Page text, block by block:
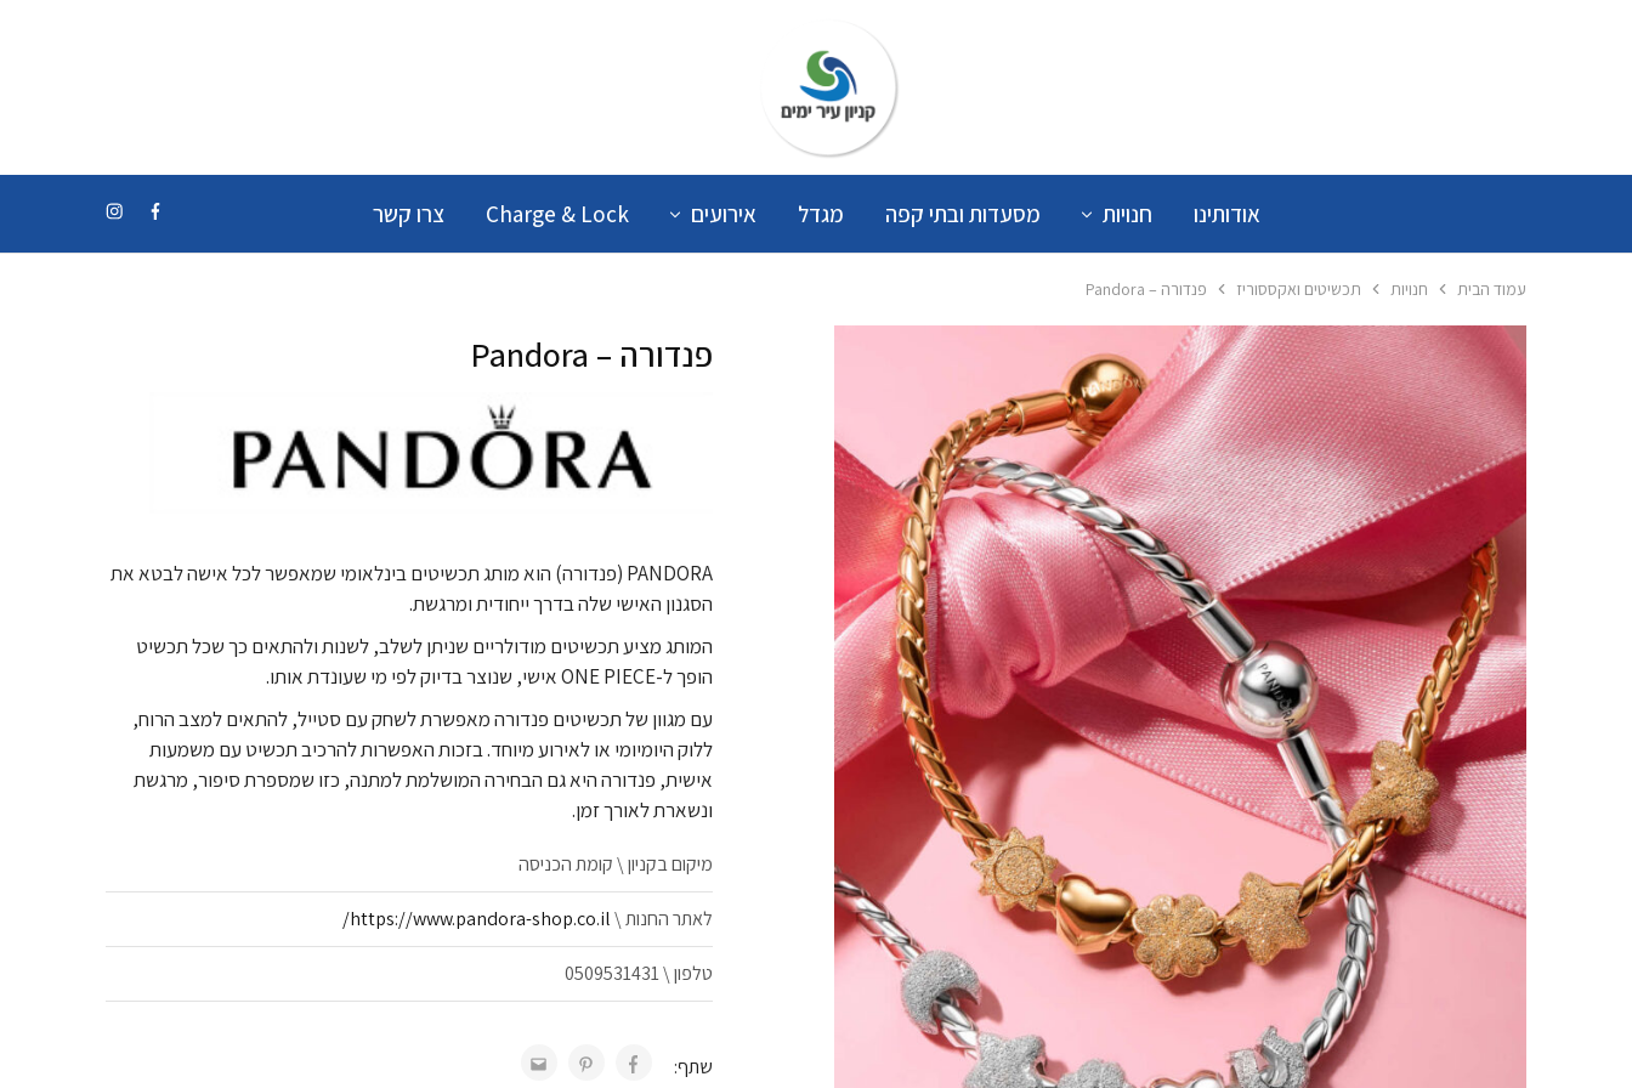
קניון
עיר
ימים
אודותינו חנויות מסעדות ובתי קפה מגדל אירועים Charge & Lock צרו קשר
עמוד הבית חנויות תכשיטים ואקססוריז פנדורה – Pandora
פנדורה – Pandora
PANDORA (פנדורה) הוא מותג תכשיטים בינלאומי שמאפשר לכל אישה לבטא את
הסגנון האישי שלה בדרך ייחודית ומרגשת.
המותג מציע תכשיטים מודולריים שניתן לשלב, לשנות ולהתאים כך שכל תכשיט
הופך ל-ONE PIECE אישי, שנוצר בדיוק לפי מי שעונדת אותו.
עם מגוון של תכשיטים פנדורה מאפשרת לשחק עם סטייל, להתאים למצב הרוח,
ללוק היומיומי או לאירוע מיוחד. בזכות האפשרות להרכיב תכשיט עם משמעות
אישית, פנדורה היא גם הבחירה המושלמת למתנה, כזו שמספרת סיפור, מרגשת
ונשארת לאורך זמן.
מיקום בקניון \ קומת הכניסה
לאתר החנות \https://www.pandora-shop.co.il/
טלפון \ 0509531431
שתף: